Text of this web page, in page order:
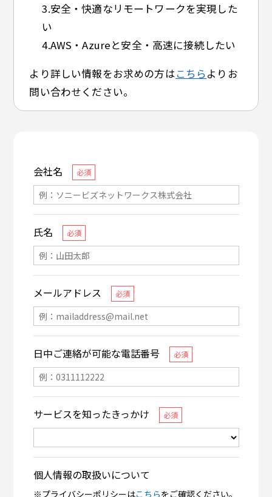
3.安全・快適なリモートワークを実現した
い
4.AWS・Azureと安全・高速に接続したい
より詳しい情報をお求めの方はこちらよりお
問い合わせください。